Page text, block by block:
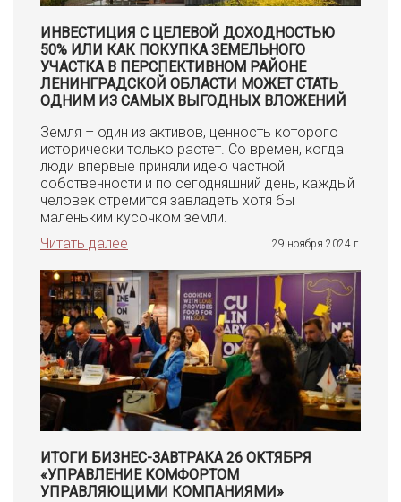
ИНВЕСТИЦИЯ С ЦЕЛЕВОЙ ДОХОДНОСТЬЮ
50% ИЛИ КАК ПОКУПКА ЗЕМЕЛЬНОГО
УЧАСТКА В ПЕРСПЕКТИВНОМ РАЙОНЕ
ЛЕНИНГРАДСКОЙ ОБЛАСТИ МОЖЕТ СТАТЬ
ОДНИМ ИЗ САМЫХ ВЫГОДНЫХ ВЛОЖЕНИЙ
Земля – один из активов, ценность которого
исторически только растет. Со времен, когда
люди впервые приняли идею частной
собственности и по сегодняшний день, каждый
человек стремится завладеть хотя бы
маленьким кусочком земли.
Читать далее
29 ноября 2024 г.
ИТОГИ БИЗНЕС-ЗАВТРАКА 26 ОКТЯБРЯ
«УПРАВЛЕНИЕ КОМФОРТОМ
УПРАВЛЯЮЩИМИ КОМПАНИЯМИ»